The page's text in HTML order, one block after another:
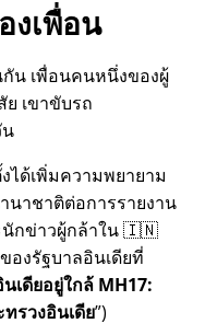
งเพื่อน
น เพื่อนคนหนึ่งของผู้
เขาขับรถ
ได้เพิ่มความพยายาม
นาชาติต่อการรายงาน
นักข่าวผู้กล้าใน 🇮🇳
องรัฐบาลอินเดียที่
เดียอยู่ใกล้ MH17:
รวงอินเดีย )